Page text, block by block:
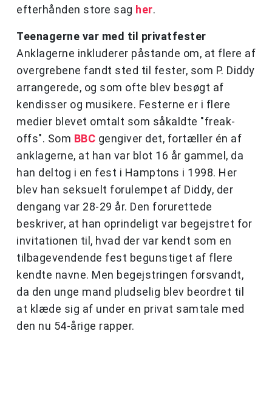
efterhånden store sag her.
Teenagerne var med til privatfester
Anklagerne inkluderer påstande om, at flere af
overgrebene fandt sted til fester, som P. Diddy
arrangerede, og som ofte blev besøgt af
kendisser og musikere. Festerne er i flere
medier blevet omtalt som såkaldte "freak-
offs". Som BBC gengiver det, fortæller én af
anklagerne, at han var blot 16 år gammel, da
han deltog i en fest i Hamptons i 1998. Her
blev han seksuelt forulempet af Diddy, der
dengang var 28-29 år. Den forurettede
beskriver, at han oprindeligt var begejstret for
invitationen til, hvad der var kendt som en
tilbagevendende fest begunstiget af flere
kendte navne. Men begejstringen forsvandt,
da den unge mand pludselig blev beordret til
at klæde sig af under en privat samtale med
den nu 54-årige rapper.